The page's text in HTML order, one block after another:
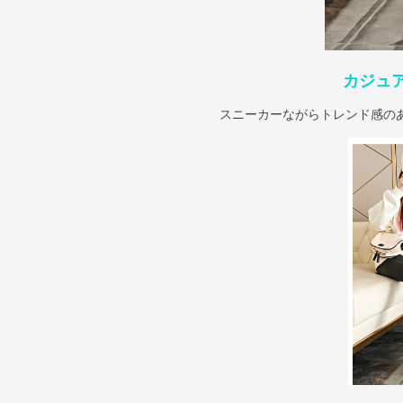
カジュ
スニーカーながらトレンド感